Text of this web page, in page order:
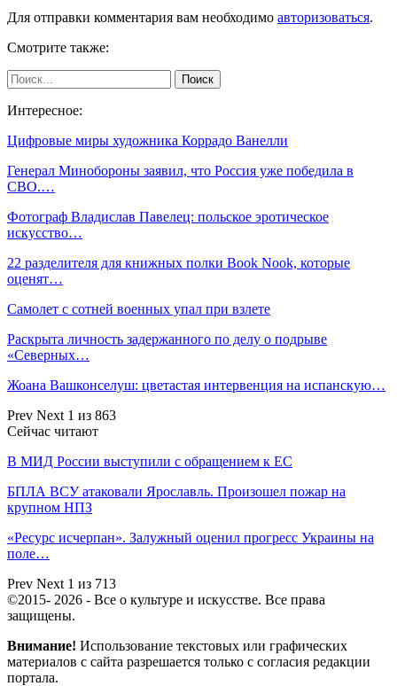
Для отправки комментария вам необходимо авторизоваться.
Смотрите также:
Интересное:
Цифровые миры художника Коррадо Ванелли
Генерал Минобороны заявил, что Россия уже победила в
СВО.…
Фотограф Владислав Павелец: польское эротическое
искусство…
22 разделителя для книжных полки Book Nook, которые
оценят…
Самолет с сотней военных упал при взлете
Раскрыта личность задержанного по делу о подрыве
«Северных…
Жоана Вашконселуш: цветастая интервенция на испанскую…
Prev Next 1 из 863
Сейчас читают
В МИД России выступили с обращением к ЕС
БПЛА ВСУ атаковали Ярославль. Произошел пожар на
крупном НПЗ
«Ресурс исчерпан». Залужный оценил прогресс Украины на
поле…
Prev Next 1 из 713
©2015- 2026 - Все о культуре и искусстве. Все права
защищены.
Внимание! Использование текстовых или графических
материалов с сайта разрешается только c согласия редакции
портала.